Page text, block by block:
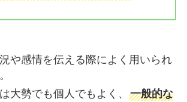
や感情を伝える際によく用いられ
大勢でも個人でもよく、 一般的な